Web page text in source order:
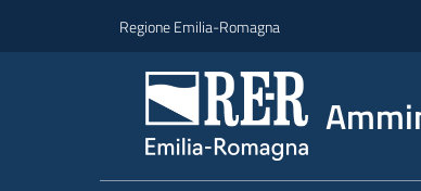
Regione Emilia-Romagna